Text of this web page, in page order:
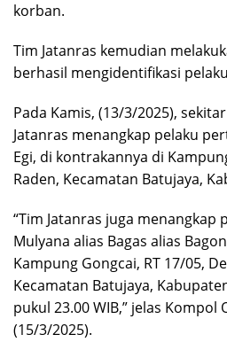
korban.
Tim Jatanras kemudian
berhasil mengidentifikasi
Pada Kamis, (13/3/2025),
Jatanras menangkap pelaku
Egi, di kontrakannya di
Raden, Kecamatan Batujaya,
“Tim Jatanras juga menangkap
Mulyana alias Bagas alias
Kampung Gongcai, RT 17/05,
Kecamatan Batujaya,
pukul 23.00 WIB,” jelas Kompol
(15/3/2025).